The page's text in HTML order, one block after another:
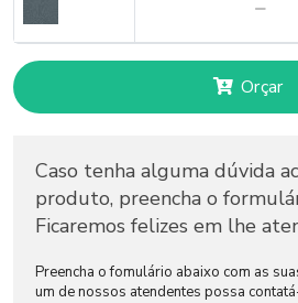
Orçar
Caso tenha alguma dúvida
produto, preencha o
Ficaremos felizes em lhe
Preencha o fomulário abaixo com as
um de nossos atendentes possa